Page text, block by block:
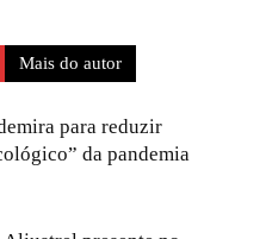
Mais do autor
para reduzir
da pandemia